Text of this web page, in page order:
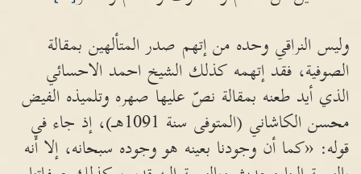
وليس النراقي وحده من إتهم صدر المتألهين بمقالة
الصوفية، فقد إتهمه كذلك الشيخ احمد الاحسائي
الذي أيد طعنه بمقالة نصّ عليها صهره وتلميذه الفيض
محسن الكاشاني (المتوفى سنة 1091هـ)، إذ جاء في
قوله: «كما أن وجودنا بعينه هو وجوده سبحانه، إلا أنه